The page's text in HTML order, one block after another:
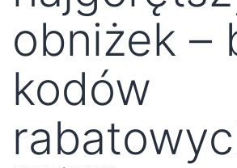
obniżek –
kodów